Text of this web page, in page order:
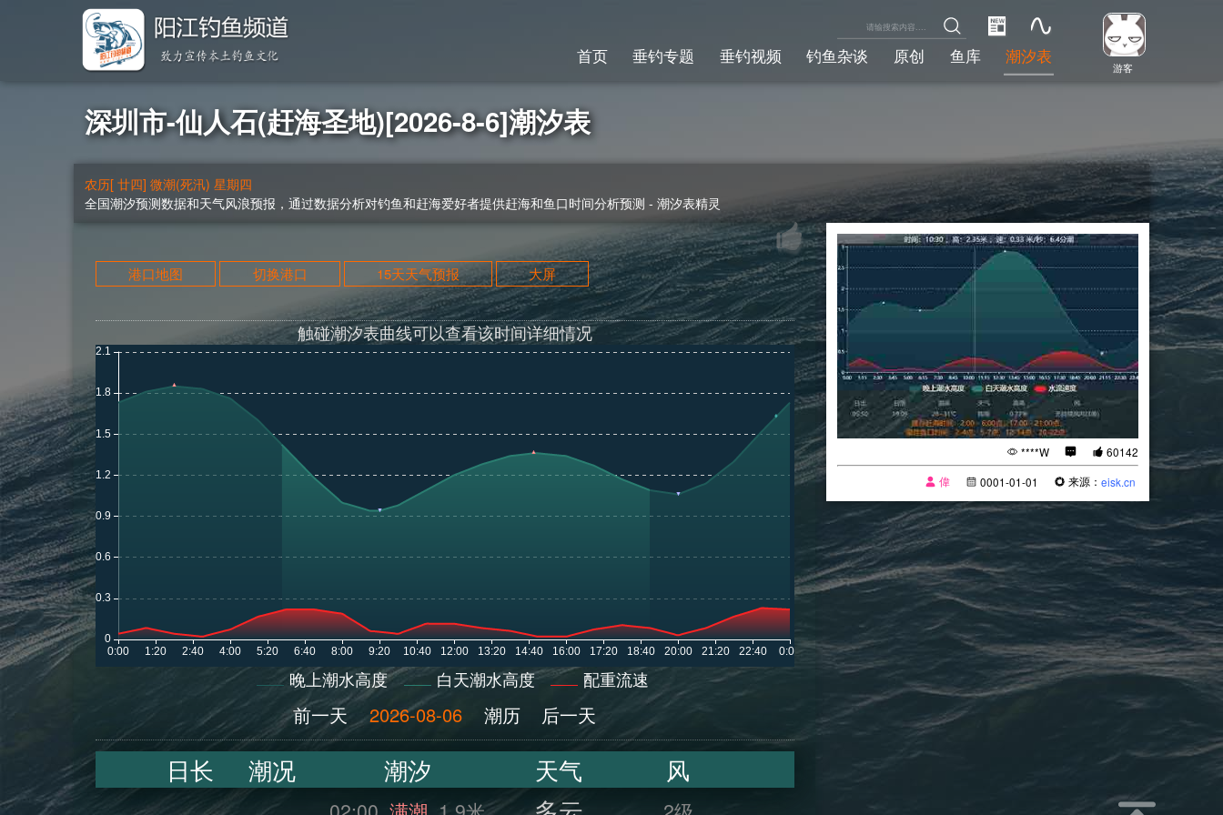
游客
首页 垂钓专题 垂钓视频 钓鱼杂谈 原创 鱼库 潮汐表
深圳市-仙人石(赶海圣地)[2026-8-6]潮汐表
农历[ 廿四] 微潮(死汛) 星期四
全国潮汐预测数据和天气风浪预报，通过数据分析对钓鱼和赶海爱好者提供赶海和鱼口时间分析预测 - 潮汐表精灵
港口地图 切换港口 15天天气预报 大屏
触碰潮汐表曲线可以查看该时间详细情况
晚上潮水高度 白天潮水高度 配重流速
前一天 2026-08-06 潮历 后一天
日长 潮况 潮汐 天气 风
****W
60142
偉
0001-01-01 来源：eisk.cn